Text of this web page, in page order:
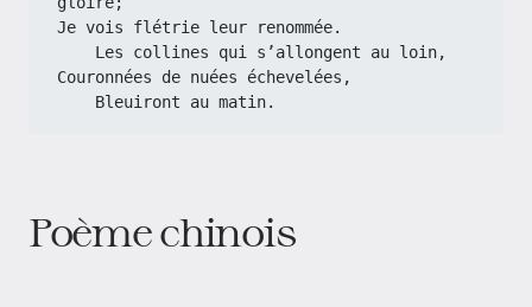
Je vois flétrie leur renommée.
    Les collines qui s’allongent au loin,
Couronnées de nuées échevelées,
    Bleuiront au matin.
Poème chinois